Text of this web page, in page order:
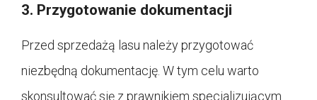
3. Przygotowanie dokumentacji
Przed sprzedażą lasu należy przygotować
niezbędną dokumentację. W tym celu warto
skonsultować się z prawnikiem specjalizującym